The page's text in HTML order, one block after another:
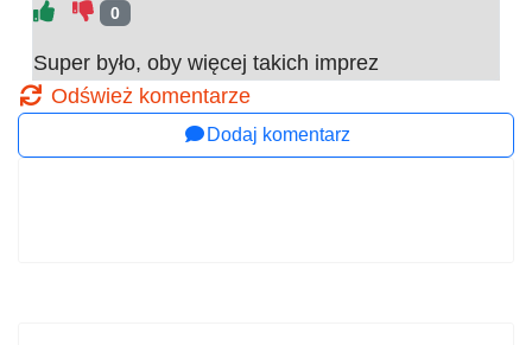
0
Super było, oby więcej takich imprez
Odśwież komentarze
Dodaj komentarz